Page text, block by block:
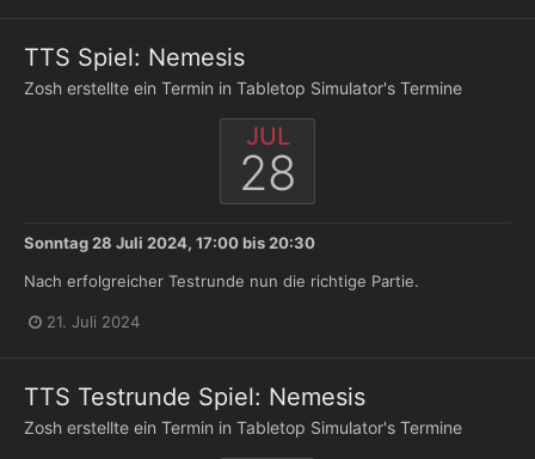
TTS Spiel: Nemesis
Zosh erstellte ein Termin in Tabletop Simulator's Termine
JUL
28
Sonntag 28 Juli 2024, 17:00bis 20:30
Nach erfolgreicher Testrunde nun die richtige Partie.
21. Juli 2024
TTS Testrunde Spiel: Nemesis
Zosh erstellte ein Termin in Tabletop Simulator's Termine